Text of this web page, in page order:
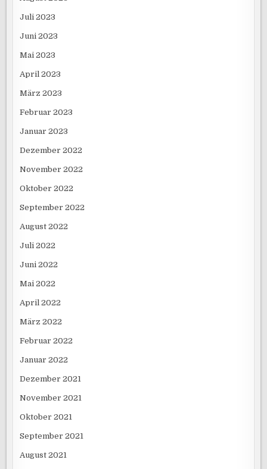
Juli 2023
Juni 2023
Mai 2023
April 2023
März 2023
Februar 2023
Januar 2023
Dezember 2022
November 2022
Oktober 2022
September 2022
August 2022
Juli 2022
Juni 2022
Mai 2022
April 2022
März 2022
Februar 2022
Januar 2022
Dezember 2021
November 2021
Oktober 2021
September 2021
August 2021